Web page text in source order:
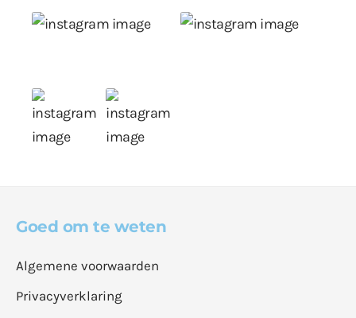
Goed om te weten
Algemene voorwaarden
Privacyverklaring